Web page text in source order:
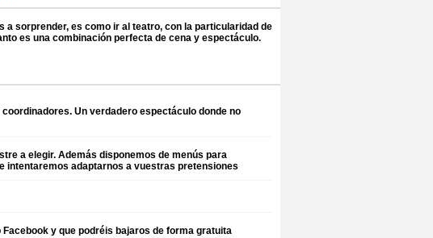
sorprender, es como ir al teatro, con la particularidad de
es una combinación perfecta de cena y espectáculo.
Un verdadero espectáculo donde no
a elegir. Además disponemos de menús para
intentaremos adaptarnos a vuestras pretensiones
y que podréis bajaros de forma gratuita